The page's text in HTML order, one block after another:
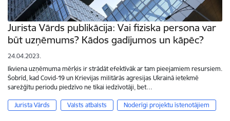
Jurista Vārds publikācija: Vai fiziska persona var
būt uzņēmums? Kādos gadījumos un kāpēc?
24.04.2023.
Ikviena uzņēmuma mērķis ir strādāt efektīvāk ar tam pieejamiem resursiem.
Šobrīd, kad Covid-19 un Krievijas militārās agresijas Ukrainā ietekmē
sarežģītu periodu piedzīvo ne tikai iedzīvotāji, bet…
Jurista Vārds Valsts atbalsts Noderīgi projektu īstenotājiem